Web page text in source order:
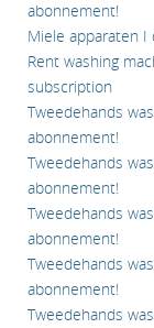
abonnement!
Miele apparaten
Rent washing
subscription
Tweedehands
abonnement!
Tweedehands
abonnement!
Tweedehands
abonnement!
Tweedehands
abonnement!
Tweedehands